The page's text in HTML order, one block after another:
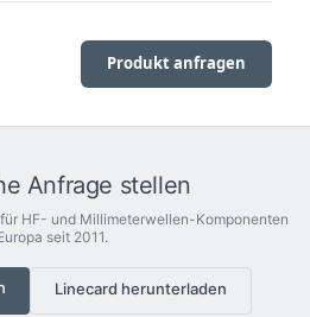
Produkt anfragen
Anfrage stellen
HF- und Millimeterwellen-Komponenten
seit 2011.
Linecard herunterladen